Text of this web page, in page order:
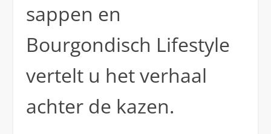
sappen en
Bourgondisch Lifestyle
vertelt u het verhaal
achter de kazen.